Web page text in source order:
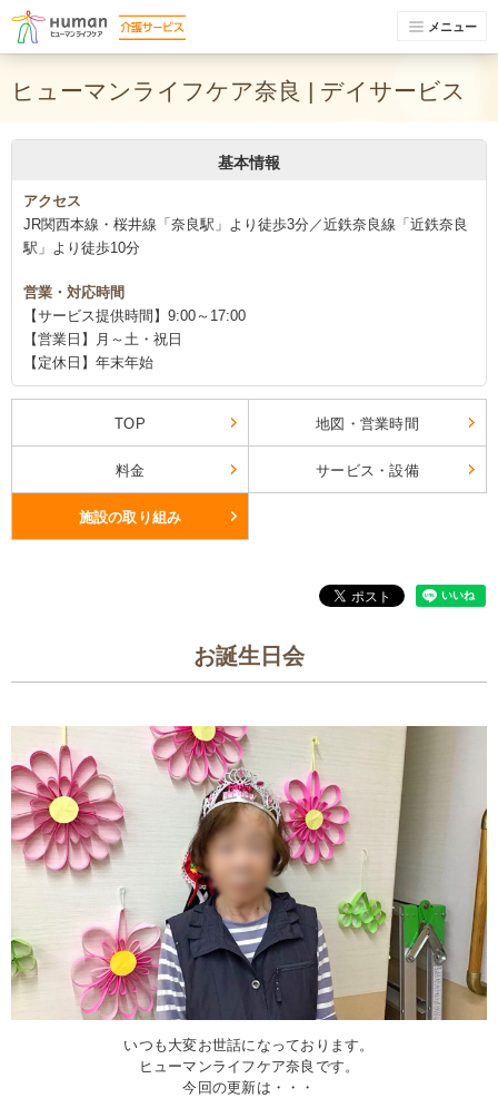
メニュー
ヒューマンライフケア奈良 | デイサービス
基本情報
アクセス
JR関西本線・桜井線「奈良駅」より徒歩3分／近鉄奈良線「近鉄奈良
駅」より徒歩10分
営業・対応時間
【サービス提供時間】9:00～17:00
【営業日】月～土・祝日
【定休日】年末年始
TOP 地図・営業時間
料金 サービス・設備
施設の取り組み
お誕生日会
いつも大変お世話になっております。
ヒューマンライフケア奈良です。
今回の更新は・・・